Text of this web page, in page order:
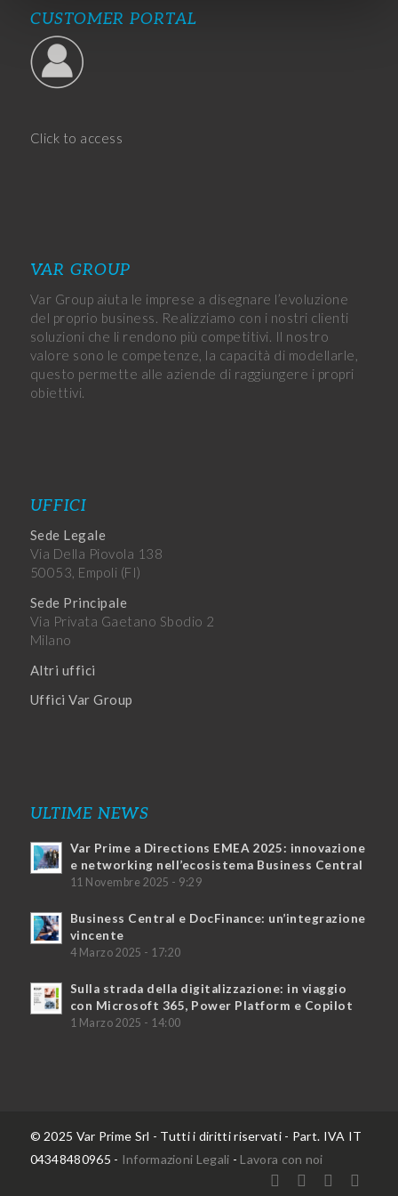
CUSTOMER PORTAL
Click to access
VAR GROUP
Var Group aiuta le imprese a disegnare l’evoluzione
del proprio business. Realizziamo con i nostri clienti
soluzioni che li rendono più competitivi. Il nostro
valore sono le competenze, la capacità di modellarle,
questo permette alle aziende di raggiungere i propri
obiettivi.
UFFICI
Sede Legale
Via Della Piovola 138
50053, Empoli (FI)
Sede Principale
Via Privata Gaetano Sbodio 2
Milano
Altri uffici
Uffici Var Group
ULTIME NEWS
Var Prime a Directions EMEA 2025: innovazione
e networking nell’ecosistema Business Central
11 Novembre 2025 - 9:29
Business Central e DocFinance: un’integrazione
vincente
4 Marzo 2025 - 17:20
Sulla strada della digitalizzazione: in viaggio
con Microsoft 365, Power Platform e Copilot
1 Marzo 2025 - 14:00
© 2025 Var Prime Srl - Tutti i diritti riservati - Part. IVA IT
04348480965 - Informazioni Legali - Lavora con noi